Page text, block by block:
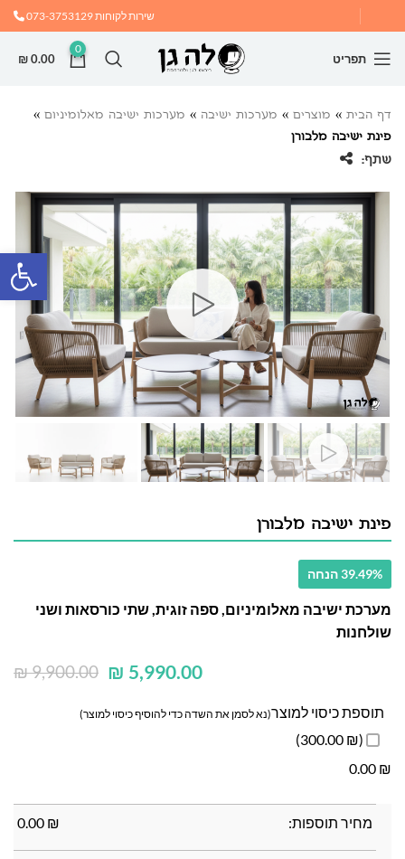
שירות לקוחות073-3753129
תפריט
0
₪0.00
דף הבית » מוצרים » מערכות ישיבה » מערכות ישיבה מאלומיניום »
פינת ישיבה מלבורן
שתף:
פינת ישיבה מלבורן
39.49% הנחה
מערכת ישיבה מאלומיניום, ספה זוגית, שתי כורסאות ושני
שולחנות
₪9,900.00 ₪ 5,990.00
תוספת כיסוי למוצר(נא לסמן את השדה כדי להוסיף כיסוי למוצר)
(₪ 300.00)
₪
0.00
מחיר תוספות: ₪
0.00